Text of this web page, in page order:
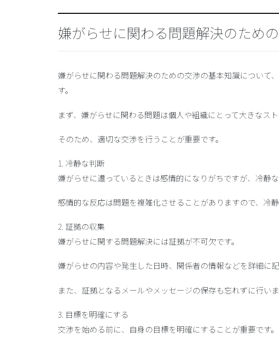
嫌がらせに関わる問題解決のため
嫌がらせに関わる問題解決のための交渉の基本知識について
す。
まず、嫌がらせに関わる問題は個人や組織にとって大きなスト
そのため、適切な交渉を行うことが重要です。
1. 冷静な判断
嫌がらせに遭っているときは感情的になりがちですが、冷静
感情的な反応は問題を複雑化させることがありますので、冷静
2. 証拠の収集
嫌がらせに関する問題解決には証拠が不可欠です。
嫌がらせの内容や発生した日時、関係者の情報などを詳細に記
また、証拠となるメールやメッセージの保存も忘れずに行いま
3. 目標を明確にする
交渉を始める前に、自身の目標を明確にすることが重要です。